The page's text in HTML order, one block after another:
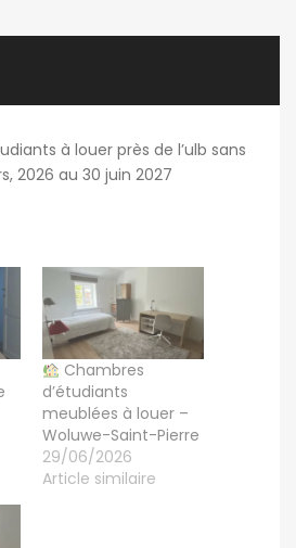
à louer près de l’ulb sans
2026 au 30 juin 2027
Chambres
d’étudiants
meublées à louer –
Woluwe-Saint-Pierre
29/06/2026
Article similaire